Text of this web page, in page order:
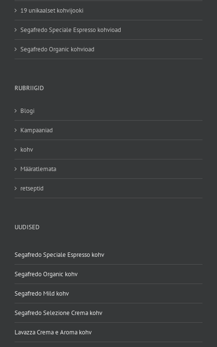
19 unikaalset kohvijooki
Segafredo Speciale Espresso kohvioad
Segafredo Organic kohvioad
RUBRIIGID
Blogi
Kampaaniad
kohv
Määratlemata
retseptid
UUDISED
Segafredo Speciale Espresso kohv
Segafredo Organic kohv
Segafredo Mild kohv
Segafredo Selezione Crema kohv
Lavazza Crema e Aroma kohv